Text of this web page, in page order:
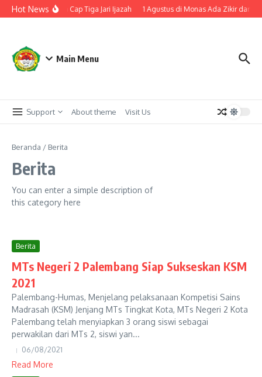
Lewati ke konten
Hot News
Laksanakan Cap Tiga Jari Ijazah 1 Agustus di Monas Ada Zikir dan
Main Menu
Support About theme Visit Us
Beranda / Berita
Berita
You can enter a simple description of
this category here
Berita
MTs Negeri 2 Palembang Siap Sukseskan KSM
2021
Palembang-Humas, Menjelang pelaksanaan Kompetisi Sains
Madrasah (KSM) Jenjang MTs Tingkat Kota, MTs Negeri 2 Kota
Palembang telah menyiapkan 3 orang siswi sebagai
perwakilan dari MTs 2, siswi yan...
06/08/2021
Read More